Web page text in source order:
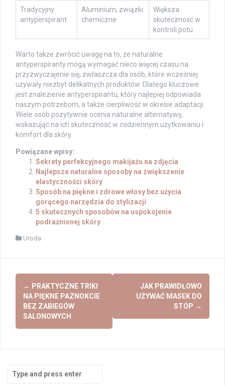
Tradycyjny
antyperspirant
Aluminium, związki
chemiczne
Większa
skuteczność w
kontroli potu
Warto także zwrócić uwagę na to, że naturalne
antyperspiranty mogą wymagać nieco więcej czasu na
przyzwyczajenie się, zwłaszcza dla osób, które wcześniej
używały niezbyt delikatnych produktów. Dlatego kluczowe
jest znalezienie antyperspirantu, który najlepiej odpowiada
naszym potrzebom, a także cierpliwość w okresie adaptacji.
Wiele osób pozytywnie ocenia naturalne alternatywy,
wskazując na ich skuteczność w codziennym użytkowaniu i
komfort dla skóry.
Powiązane wpisy:
Sekrety perfekcyjnego makijażu na zdjęcia
Najlepsze naturalne sposoby na zwiększenie
elastyczności skóry
Sposób na piękne i zdrowe włosy bez użycia
gorącego narzędzia do stylizacji
5 skutecznych sposobów na uspokojenie
podrażnionej skóry
Uroda
Post
navigation
← PRAKTYCZNE TRIKI
NA PIĘKNE PAZNOKCIE
BEZ ZABIEGÓW
SALONOWYCH
JAK PRAWIDŁOWO
UŻYWAĆ MASEK DO
STÓP →
for: